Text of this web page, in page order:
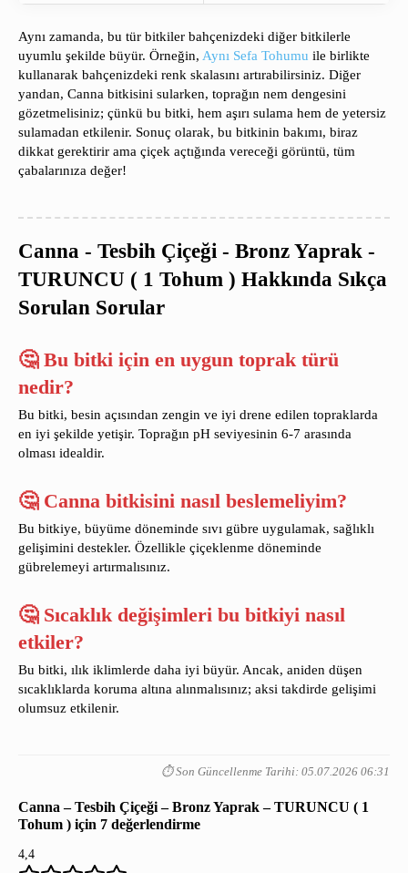
Aynı zamanda, bu tür bitkiler bahçenizdeki diğer bitkilerle
uyumlu şekilde büyür. Örneğin, Aynı Sefa Tohumu ile birlikte
kullanarak bahçenizdeki renk skalasını artırabilirsiniz. Diğer
yandan, Canna bitkisini sularken, toprağın nem dengesini
gözetmelisiniz; çünkü bu bitki, hem aşırı sulama hem de yetersiz
sulamadan etkilenir. Sonuç olarak, bu bitkinin bakımı, biraz
dikkat gerektirir ama çiçek açtığında vereceği görüntü, tüm
çabalarınıza değer!
Canna - Tesbih Çiçeği - Bronz Yaprak -
TURUNCU ( 1 Tohum ) Hakkında Sıkça
Sorulan Sorular
🤔 Bu bitki için en uygun toprak türü
nedir?
Bu bitki, besin açısından zengin ve iyi drene edilen topraklarda
en iyi şekilde yetişir. Toprağın pH seviyesinin 6-7 arasında
olması idealdir.
🤔 Canna bitkisini nasıl beslemeliyim?
Bu bitkiye, büyüme döneminde sıvı gübre uygulamak, sağlıklı
gelişimini destekler. Özellikle çiçeklenme döneminde
gübrelemeyi artırmalısınız.
🤔 Sıcaklık değişimleri bu bitkiyi nasıl
etkiler?
Bu bitki, ılık iklimlerde daha iyi büyür. Ancak, aniden düşen
sıcaklıklarda koruma altına alınmalısınız; aksi takdirde gelişimi
olumsuz etkilenir.
⏱️ Son Güncellenme Tarihi: 05.07.2026 06:31
Canna – Tesbih Çiçeği – Bronz Yaprak – TURUNCU ( 1
Tohum ) için 7 değerlendirme
4,4